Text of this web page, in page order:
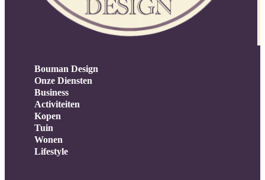
Bouman Design
Onze Diensten
Business
Activiteiten
Kopen
Tuin
Wonen
Lifestyle